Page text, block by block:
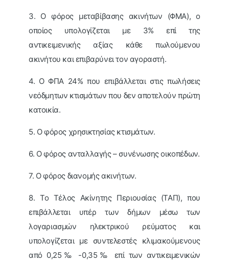
3. Ο φόρος μεταβίβασης ακινήτων (ΦΜΑ), ο
οποίος υπολογίζεται με 3% επί της
αντικειμενικής αξίας κάθε πωλούμενου
ακινήτου και επιβαρύνει τον αγοραστή.
4. Ο ΦΠΑ 24% που επιβάλλεται στις πωλήσεις
νεόδμητων κτισμάτων που δεν αποτελούν πρώτη
κατοικία.
5. Ο φόρος χρησικτησίας κτισμάτων.
6. Ο φόρος ανταλλαγής – συνένωσης οικοπέδων.
7. Ο φόρος διανομής ακινήτων.
8. Το Τέλος Ακίνητης Περιουσίας (ΤΑΠ), που
επιβάλλεται υπέρ των δήμων μέσω των
λογαριασμών ηλεκτρικού ρεύματος και
υπολογίζεται με συντελεστές κλιμακούμενους
από 0,25‰ -0,35‰ επί των αντικειμενικών